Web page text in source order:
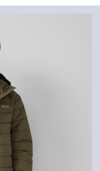
wyściełane
procesu zamówienia (kroki
dni.